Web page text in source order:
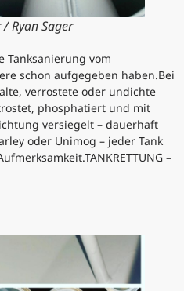
Ryan Sager
Tanksanierung vom
schon aufgegeben haben.Bei
verrostete oder undichte
phosphatiert und mit
versiegelt – dauerhaft
oder Unimog – jeder Tank
–